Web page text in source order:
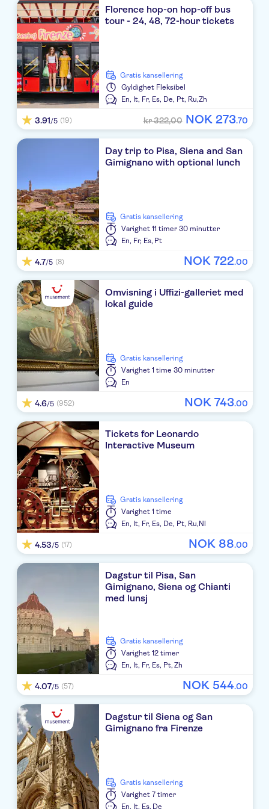
SOFITEL ROMA VILLA BORGHESE
Al Manthia Hotel
ARGENTINA
RIPA RESIDENCE
RESIDENZA IL BOLLO
W Rome
Grand Hotel de la Minerve
River Palace Hotel
Hearth Hotel
MONTREAL
Rosetta Inn
Hotel Latinum
Suitedreams
WASHINGTON
Hotel De' Ricci
MINERVA RELAIS
The B Place
Serena House
XX Settembre
Hotel Ferrarese
Hotel Del Corso
The Church Village
Hotel Orto di Roma
Hotel 77 Seventy-Seven
Fenicia
Hotel Atlante Star
BW Premier Collection Hotel Canada - Roma
Hotel Lord Byron
Florence hop-on hop-off bus
tour - 24, 48, 72-hour tickets
Gratis kansellering
Gyldighet Fleksibel
En, It, Fr, Es, De, Pt, Ru,Zh
3.91/5 (19) kr 322,00 NOK 273.70
Day trip to Pisa, Siena and San
Gimignano with optional lunch
Gratis kansellering
Varighet 11 timer 30 minutter
En, Fr, Es, Pt
4.7/5 (8) NOK 722.00
Omvisning i Uffizi-galleriet med
lokal guide
Gratis kansellering
Varighet 1 time 30 minutter
En
4.6/5 (952) NOK 743.00
Tickets for Leonardo
Interactive Museum
Gratis kansellering
Varighet 1 time
En, It, Fr, Es, De, Pt, Ru,Nl
4.53/5 (17) NOK 88.00
Dagstur til Pisa, San
Gimignano, Siena og Chianti
med lunsj
Gratis kansellering
Varighet 12 timer
En, It, Fr, Es, Pt,Zh
4.07/5 (57) NOK 544.00
Dagstur til Siena og San
Gimignano fra Firenze
Gratis kansellering
Varighet 7 timer
En, It, Es, De